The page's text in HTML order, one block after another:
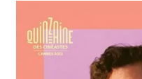
OF
FREEDOM